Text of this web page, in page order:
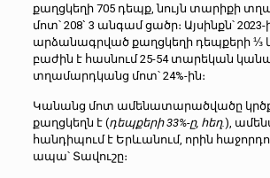
քաղցկեղի 705 դեպք, նույն տարիքի
մոտ՝ 208` 3 անգամ ցածր։ Այսինքն՝
արձանագրված քաղցկեղի դեպքերի ⅓
բաժին է հասնում 25-54 տարեկան
տղամարդկանց մոտ՝ 24%-ին։
Կանանց մոտ ամենատարածվածը
քաղցկեղն է (դեպքերի 33%-ը, հեղ.),
հանդիպում է Երևանում, որին
ապա՝ Տավուշը։